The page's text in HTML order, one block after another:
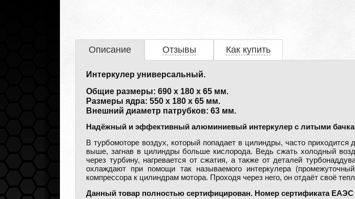
Описание Отзывы Как купить
Интеркулер универсальный.
Общие размеры: 690 х 180 х 65 мм.
Размеры ядра: 550 х 180 х 65 мм.
Внешний диаметр патрубков: 63 мм.
Надёжный и эффективный алюминиевый интеркулер с литыми
В турбомоторе воздух, который попадает в цилиндры, часто
выше, загнав в цилиндры больше кислорода. Ведь сжать холодный
через турбину, нагревается от сжатия, а также от деталей
охлаждают при помощи так называемого интеркулера
компрессора к цилиндрам мотора. Проходя через него, он отдаёт своё
Данный товар полностью сертифицирован. Номер сертификата ЕAЭС